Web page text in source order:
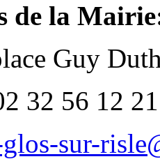
de la
Guy
32 56 12 21
sur-